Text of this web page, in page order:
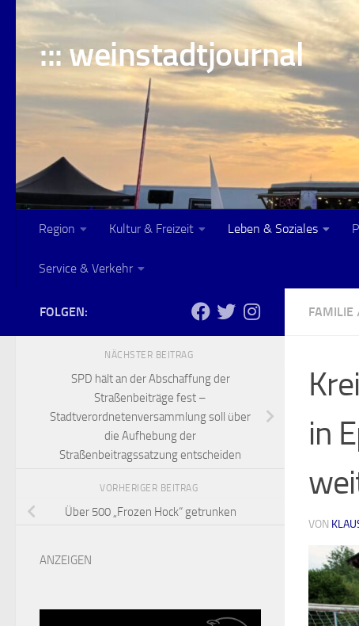
Skip to content
::: weinstadtjournal
Region Kultur & Freizeit Leben & Soziales
Service & Verkehr
FAMILIE
in
VON
FOLGEN:
NÄCHSTER BEITRAG
SPD hält an der Abschaffung der
Straßenbeiträge fest –
Stadtverordnetenversammlung soll über
die Aufhebung der
Straßenbeitragssatzung entscheiden
VORHERIGER BEITRAG
Über 500 „Frozen Hock“ getrunken
ANZEIGEN